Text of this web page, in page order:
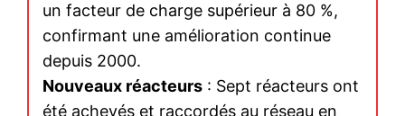
un facteur de charge supérieur à 80 %,
confirmant une amélioration continue
depuis 2000.
Nouveaux réacteurs : Sept réacteurs ont
été achevés et raccordés au réseau en